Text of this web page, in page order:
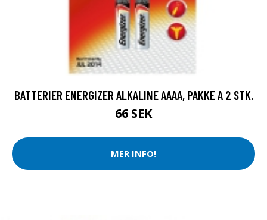
BATTERIER ENERGIZER ALKALINE AAAA, PAKKE A 2 STK.
66 SEK
MER INFO!